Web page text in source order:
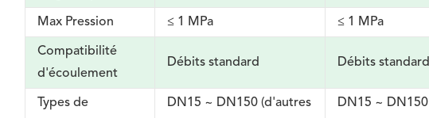
Max Pression ≤ 1 MPa ≤ 1 MPa
Compatibilité
d'écoulement
Débits standard Débits standard
Types de
DN15 ~ DN150 (d'autres
DN15 ~